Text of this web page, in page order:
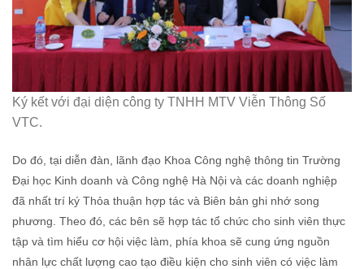
Ký kết với đại diện công ty TNHH MTV Viễn Thông Số
VTC.
Do đó, tại diễn đàn, lãnh đạo Khoa Công nghệ thông tin Trường
Đại học Kinh doanh và Công nghệ Hà Nội và các doanh nghiệp
đã nhất trí ký Thỏa thuận hợp tác và Biên bản ghi nhớ song
phương. Theo đó, các bên sẽ hợp tác tổ chức cho sinh viên thực
tập và tìm hiểu cơ hội việc làm, phía khoa sẽ cung ứng nguồn
nhân lực chất lượng cao tạo điều kiện cho sinh viên có việc làm